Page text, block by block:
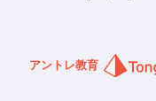
アントレ教育